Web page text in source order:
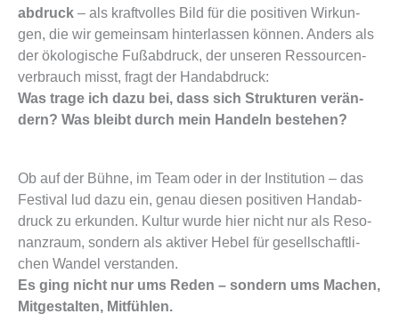
ab­druck – als kraft­vol­les Bild für die posi­ti­ven Wir­kun­
gen, die wir gemein­sam hin­ter­las­sen kön­nen. Anders als
der öko­lo­gi­sche Fuß­ab­druck, der unse­ren Res­sour­cen­
ver­brauch misst, fragt der Hand­ab­druck:
Was tra­ge ich dazu bei, dass sich Struk­tu­ren ver­än­
dern? Was bleibt durch mein Han­deln bestehen?
Ob auf der Büh­ne, im Team oder in der Insti­tu­ti­on – das
Fes­ti­val lud dazu ein, genau die­sen posi­ti­ven Hand­ab­
druck zu erkun­den. Kul­tur wur­de hier nicht nur als Reso­
nanz­raum, son­dern als akti­ver Hebel für gesell­schaft­li­
chen Wan­del ver­stan­den.
Es ging nicht nur ums Reden – son­dern ums Machen,
Mit­ge­stal­ten, Mit­füh­len.